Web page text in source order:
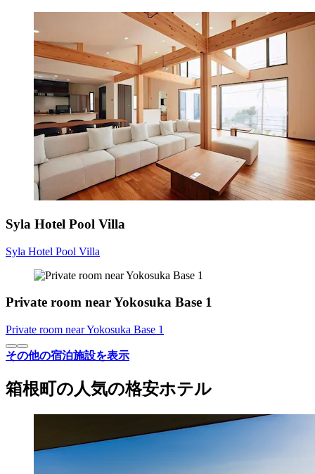
Syla Hotel Pool Villa
Syla Hotel Pool Villa
Private room near Yokosuka Base 1
Private room near Yokosuka Base 1
その他の宿泊施設を表示
箱根町の人気の格安ホテル